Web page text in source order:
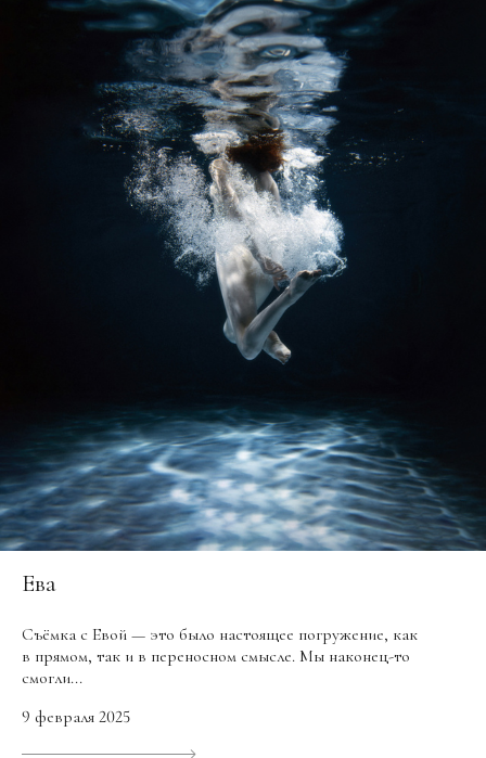
Ева
Съёмка с Евой — это было настоящее погружение, как
в прямом, так и в переносном смысле. Мы наконец-то
смогли...
9 февраля 2025